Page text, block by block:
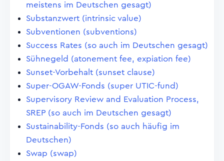
meistens im Deutschen gesagt)
Substanzwert (intrinsic value)
Subventionen (subventions)
Success Rates (so auch im Deutschen gesagt)
Sühnegeld (atonement fee, expiation fee)
Sunset-Vorbehalt (sunset clause)
Super-OGAW-Fonds (super UTIC-fund)
Supervisory Review and Evaluation Process,
SREP (so auch im Deutschen gesagt)
Sustainability-Fonds (so auch häufig im
Deutschen)
Swap (swap)